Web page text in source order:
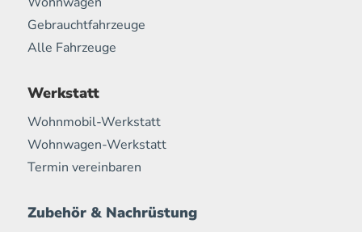
Gebrauchtfahrzeuge
Alle Fahrzeuge
Werkstatt
Wohnmobil-Werkstatt
Wohnwagen-Werkstatt
Termin vereinbaren
Zubehör & Nachrüstung